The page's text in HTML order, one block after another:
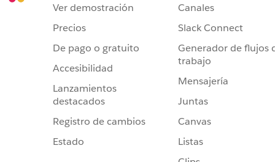
Ver demostración
Precios
De pago o gratuito
Accesibilidad
Lanzamientos
destacados
Registro de cambios
Estado
Canales
Slack Connect
Generador de flujos
trabajo
Mensajería
Juntas
Canvas
Listas